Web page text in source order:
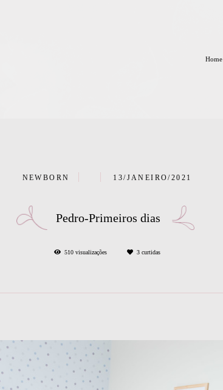
Home
NEWBORN 13/JANEIRO/2021
Pedro-Primeiros dias
510visualizações 3curtidas